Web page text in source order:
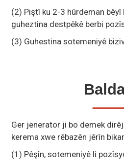
(2) Piştî ku 2-3 hûrdeman bêyî
guheztina destpêkê berbi
(3) Guhestina sotemeniyê
Ger jenerator ji bo demek
kerema xwe rêbazên jêrîn
(1) Pêşîn, sotemeniyê li